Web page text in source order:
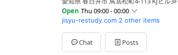
Open Thu 09:00 - 00:00
Sun09:00 - 00:00
Mon09:00 - 00:00
Tue09:00 - 00:00
Wed09:00 - 00:00
jisyu-restudy.com 2 other items
Chat Posts